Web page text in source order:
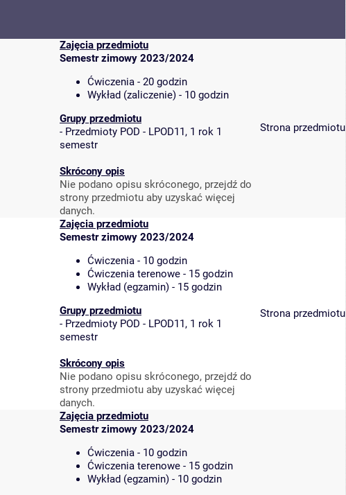
Zajęcia przedmiotu
Semestr zimowy 2023/2024
Ćwiczenia - 20 godzin
Wykład (zaliczenie) - 10 godzin
Grupy przedmiotu
- Przedmioty POD - LPOD11, 1 rok 1
semestr
Skrócony opis
Nie podano opisu skróconego, przejdź do
strony przedmiotu aby uzyskać więcej
danych.
Strona przedmiotu
Zajęcia przedmiotu
Semestr zimowy 2023/2024
Ćwiczenia - 10 godzin
Ćwiczenia terenowe - 15 godzin
Wykład (egzamin) - 15 godzin
Grupy przedmiotu
- Przedmioty POD - LPOD11, 1 rok 1
semestr
Skrócony opis
Nie podano opisu skróconego, przejdź do
strony przedmiotu aby uzyskać więcej
danych.
Strona przedmiotu
Zajęcia przedmiotu
Semestr zimowy 2023/2024
Ćwiczenia - 10 godzin
Ćwiczenia terenowe - 15 godzin
Wykład (egzamin) - 10 godzin